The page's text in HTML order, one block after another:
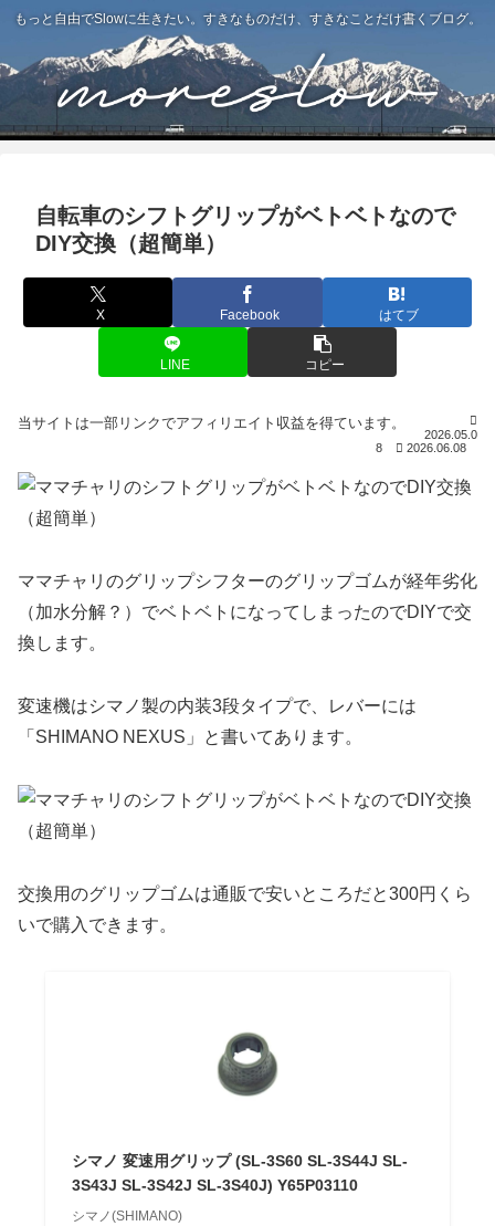
もっと自由でSlowに生きたい。すきなものだけ、すきなことだけ書くブログ。
自転車のシフトグリップがベトベトなので
DIY交換（超簡単）
X Facebook はてブ
LINE コピー
2026.05.0
8
2026.06.08
ママチャリのグリップシフターのグリップゴムが経年劣化
（加水分解？）でベトベトになってしまったのでDIYで交
換します。
変速機はシマノ製の内装3段タイプで、レバーには
「SHIMANO NEXUS」と書いてあります。
交換用のグリップゴムは通販で安いところだと300円くら
いで購入できます。
シマノ 変速用グリップ (SL-3S60 SL-3S44J SL-
3S43J SL-3S42J SL-3S40J) Y65P03110
シマノ(SHIMANO)